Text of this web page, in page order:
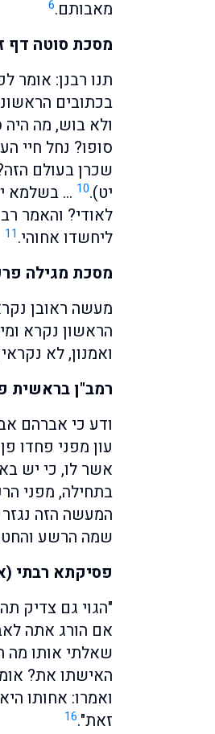
מאבותם.6
מסכת סוטה דף
תנו רבנן: אומר
בכתובים
ולא בוש, מה היה
סופו? נחל חיי
שכרן בעולם
יט).10 … בשלמא
לאודי? והאמר
ליחשדו אחוהי.11
מסכת מגילה
מעשה ראובן
הראשון נקרא
ואמנון, לא
רמב"ן בראשית
ודע כי אברהם
עון מפני פחדו
אשר לו, כי יש
בתחילה, מפני
המעשה הזה
שמה הרשע
פסיקתא רבתי
"הגוי גם צדיק
אם הורג אתה
שאלתי אותו מה
האישתו את?
ואמרו: אחותו
זאת".16